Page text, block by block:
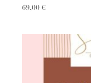
69,00 €